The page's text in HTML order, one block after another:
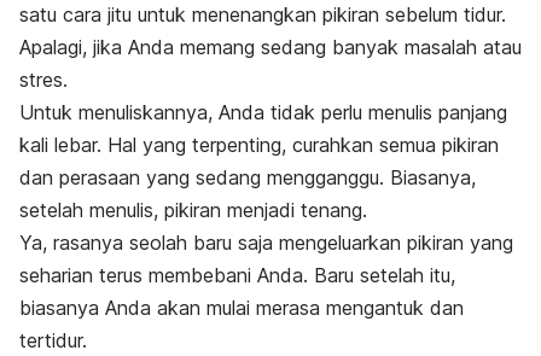
satu cara jitu untuk menenangkan pikiran sebelum tidur.
Apalagi, jika Anda memang sedang banyak masalah atau
stres.
Untuk menuliskannya, Anda tidak perlu menulis panjang
kali lebar. Hal yang terpenting, curahkan semua pikiran
dan perasaan yang sedang mengganggu. Biasanya,
setelah menulis, pikiran menjadi tenang.
Ya, rasanya seolah baru saja mengeluarkan pikiran yang
seharian terus membebani Anda. Baru setelah itu,
biasanya Anda akan mulai merasa mengantuk dan
tertidur.